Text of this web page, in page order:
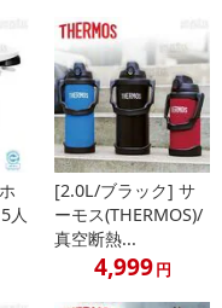
せんので、ご了承くださ
サーモス(THERMOS)/真
300-LGY】となりま
人
[2.0L/ブラック] サ
ーモス(THERMOS)/
真空断熱...
4,999円